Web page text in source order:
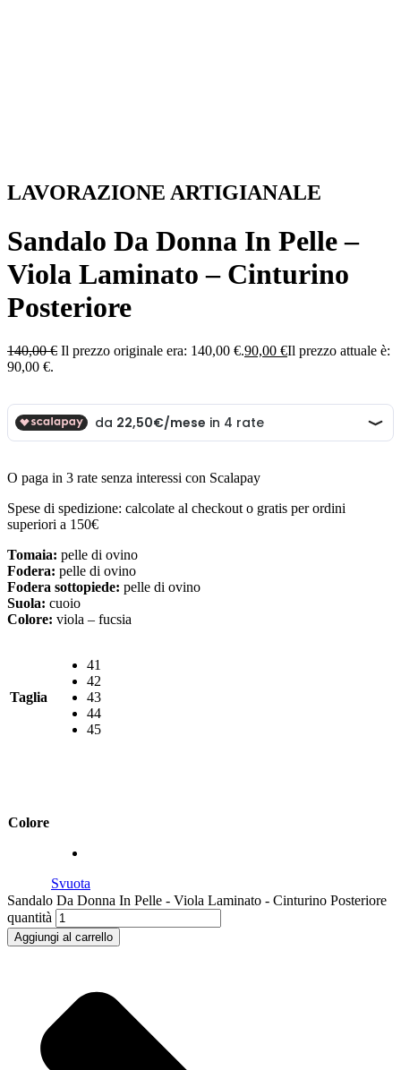
LAVORAZIONE ARTIGIANALE
Sandalo Da Donna In Pelle –
Viola Laminato – Cinturino
Posteriore
140,00€ Il prezzo originale era: 140,00 €.90,00 €Il prezzo attuale è:
90,00 €.
O paga in 3 rate senza interessi con Scalapay
Spese di spedizione: calcolate al checkout o gratis per ordini
superiori a 150€
Tomaia: pelle di ovino
Fodera: pelle di ovino
Fodera sottopiede: pelle di ovino
Suola: cuoio
Colore: viola – fucsia
Taglia
41
42
43
44
45
Colore
Svuota
Sandalo Da Donna In Pelle - Viola Laminato - Cinturino Posteriore
quantità
Aggiungi al carrello